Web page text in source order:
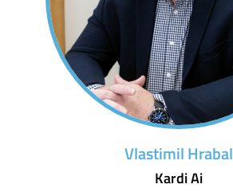
Vlastimil Hrabal
Kardi Ai